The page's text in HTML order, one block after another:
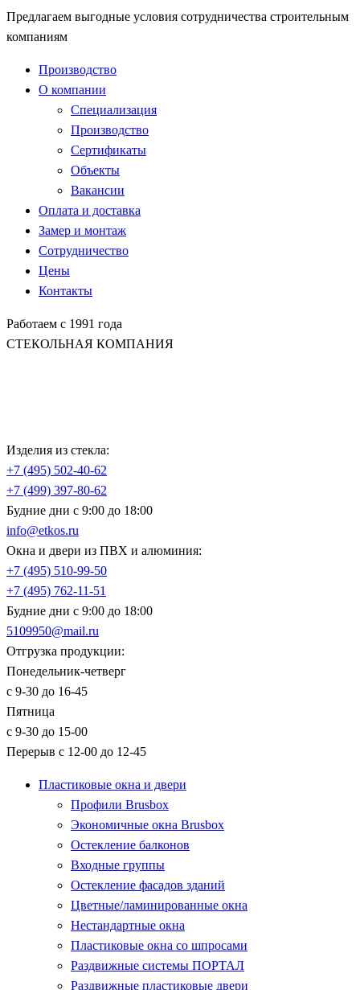
Предлагаем выгодные условия сотрудничества строительным
компаниям
Производство
О компании
Специализация
Производство
Сертификаты
Объекты
Вакансии
Оплата и доставка
Замер и монтаж
Сотрудничество
Цены
Контакты
Работаем с 1991 года
СТЕКОЛЬНАЯ КОМПАНИЯ
Изделия из стекла:
+7 (495) 502-40-62
+7 (499) 397-80-62
Будние дни с 9:00 до 18:00
info@etkos.ru
Окна и двери из ПВХ и алюминия:
+7 (495) 510-99-50
+7 (495) 762-11-51
Будние дни с 9:00 до 18:00
5109950@mail.ru
Отгрузка продукции:
Понедельник-четверг
с 9-30 до 16-45
Пятница
с 9-30 до 15-00
Перерыв с 12-00 до 12-45
Пластиковые окна и двери
Профили Brusbox
Экономичные окна Brusbox
Остекление балконов
Входные группы
Остекление фасадов зданий
Цветные/ламинированные окна
Нестандартные окна
Пластиковые окна со шпросами
Раздвижные системы ПОРТАЛ
Раздвижные пластиковые двери